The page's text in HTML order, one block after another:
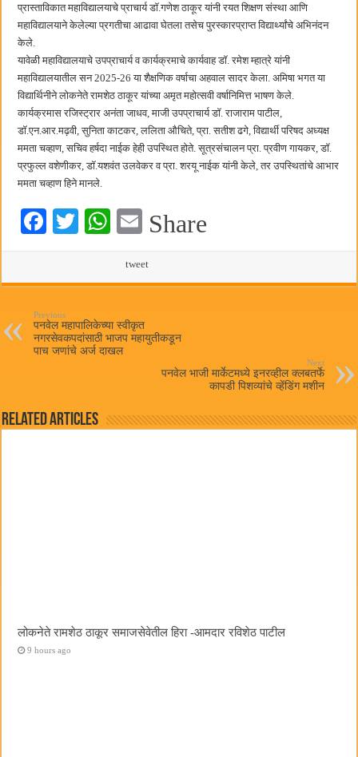
प्रास्ताविकात महाविद्यालयाचे प्राचार्य डॉ.गणेश ठाकूर यांनी रयत शिक्षण संस्था आणि
महाविद्यालयाने केलेल्या प्रगतीचा आढावा घेतला तसेच पुरस्कारप्राप्त विद्यार्थ्यांचे अभिनंदन
केले.
यावेळी महाविद्यालयाचे उपप्राचार्य व कार्यक्रमाचे कार्यवाह डॉ. रमेश म्हात्रे यांनी
महाविद्यालयातील सन 2025-26 या शैक्षणिक वर्षाचा अहवाल सादर केला. अमिषा भगत या
विद्यार्थिनीने लोकनेते रामशेठ ठाकूर यांच्या अमृत महोत्सवी वर्षानिमित्त भाषण केले.
कार्यक्रमास रजिस्ट्रार अनंता जाधव, माजी उपप्राचार्य डॉ. राजाराम पाटील,
डॉ.एन.आर.मढ़वी, सुनिता काटकर, ललिता औचिते, प्रा. सतीश ढगे, विद्यार्थी परिषद अध्यक्ष
ममता चव्हाण, सचिव हर्षदा नाईक हेही उपस्थित होते. सूत्रसंचालन प्रा. प्रवीण गायकर, डॉ.
प्रफुल्ल वशेणीकर, डॉ.यशवंत उलवेकर व प्रा. शरयू नाईक यांनी केले, तर उपस्थितांचे आभार
ममता चव्हाण हिने मानले.
Fa T
W
ts
pp
E
ail
Share
tweet
Previous
पनवेल महापालिकेच्या स्वीकृत
नगरसेवकपदांसाठी भाजप महायुतीकडून
पाच जणांचे अर्ज दाखल
Next
पनवेल भाजी मार्केटमध्ये इनरव्हील क्लबतर्फे
कापडी पिशव्यांचे व्हेंडिंग मशीन
Related Articles
लोकनेते रामशेठ ठाकूर समाजसेवेतील हिरा -आमदार रविशेठ पाटील
9 hours ago